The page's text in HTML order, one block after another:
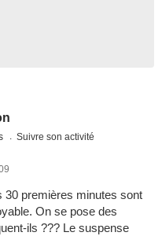
Suivre son activité
premières minutes sont
On se pose des
ils ??? Le suspense